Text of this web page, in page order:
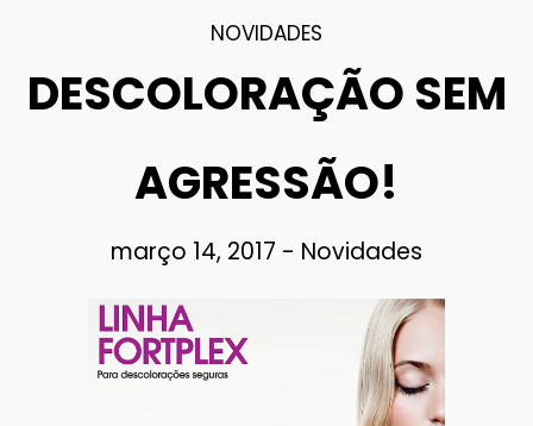
NOVIDADES
DESCOLORAÇÃO SEM
AGRESSÃO!
março 14, 2017 - Novidades